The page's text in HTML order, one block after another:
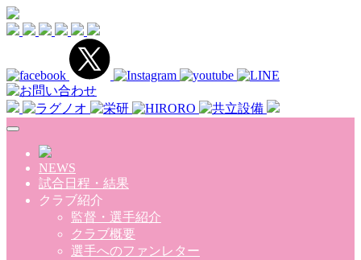
Skip to main content
NEWS
試合日程・結果
クラブ紹介
監督・選手紹介
クラブ概要
選手へのファンレター